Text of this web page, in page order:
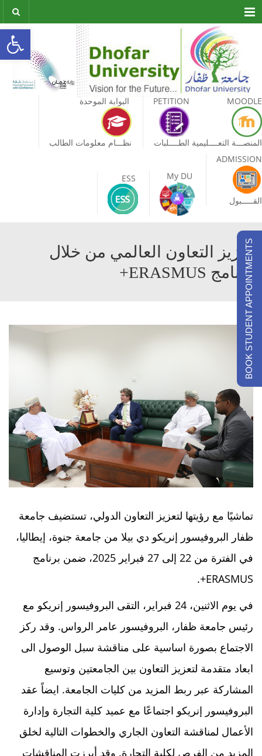
Menu
MOODLE
المنصـــة التعــــليمية
PETITION
الطــــلبات
البوابة الموحدة
نظـــام معلومات الطالب
ADMISSION
القـــــبول
تعزيز التعاون العالمي من خلال
برنامج ERASMUS+
تماشيًا مع رؤيتها لتعزيز التعاون الدولي، تستضيف جامعة
ظفار البروفيسور إنريكو دي بيلا من جامعة جنوة، إيطاليا،
في الفترة من 22 إلى 27 فبراير 2025، ضمن برنامج
ERASMUS+.
في يوم الاثنين، 24 فبراير، التقى البروفيسور إنريكو مع
رئيس جامعة ظفار، البروفيسور عامر الرواس. وقد ركز
الاجتماع بصورة اساسية على مناقشة سبل الوصول الى
ابعاد متقدمة لتعزيز التعاون بين الجامعتين وتوسيع
المشاركة عبر ربط المزيد من كليات الجامعة. ايضاً عقد
البروفيسور إنريكو اجتماعًا مع عميد كلية التجارة وإدارة
الأعمال لمناقشة التعاون الجاري والخطوات التالية لخلق
المزيد من الفرص لكلية التجارة. وقد أبرزت المناقشات
BOOK STUDENT APPOINTMENTS